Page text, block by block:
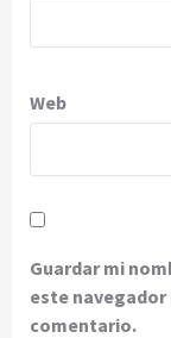
Web
Guardar mi
este navegador
comentario.